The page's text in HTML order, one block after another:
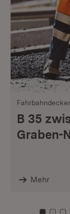
B 35
Graben-
Mehr